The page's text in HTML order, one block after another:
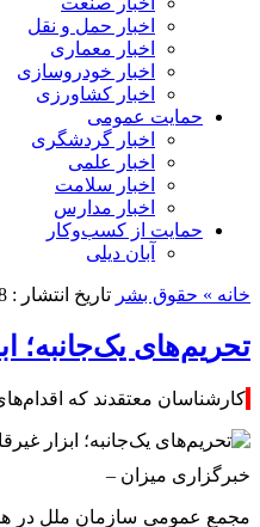
اخبار حمل و نقل
اخبار معماری
اخبار خودروسازی
اخبار کشاورزی
حمایت عمومی
اخبار گردشگری
اخبار علمی
اخبار سلامت
اخبار مدارس
حمایت از کسب‌وکار
آبان دیلی
خانه » حقوق بشر تاریخ انتشار : 08 دسامبر 2025 - 8:13 |
تحریم‌های یک‌جانبه؛
کارشناسان معتقدند که
خبرگزاری میزان –